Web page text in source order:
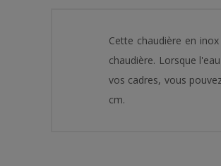
Cette chaudière en
chaudière. Lorsque
vos cadres, vous
cm.